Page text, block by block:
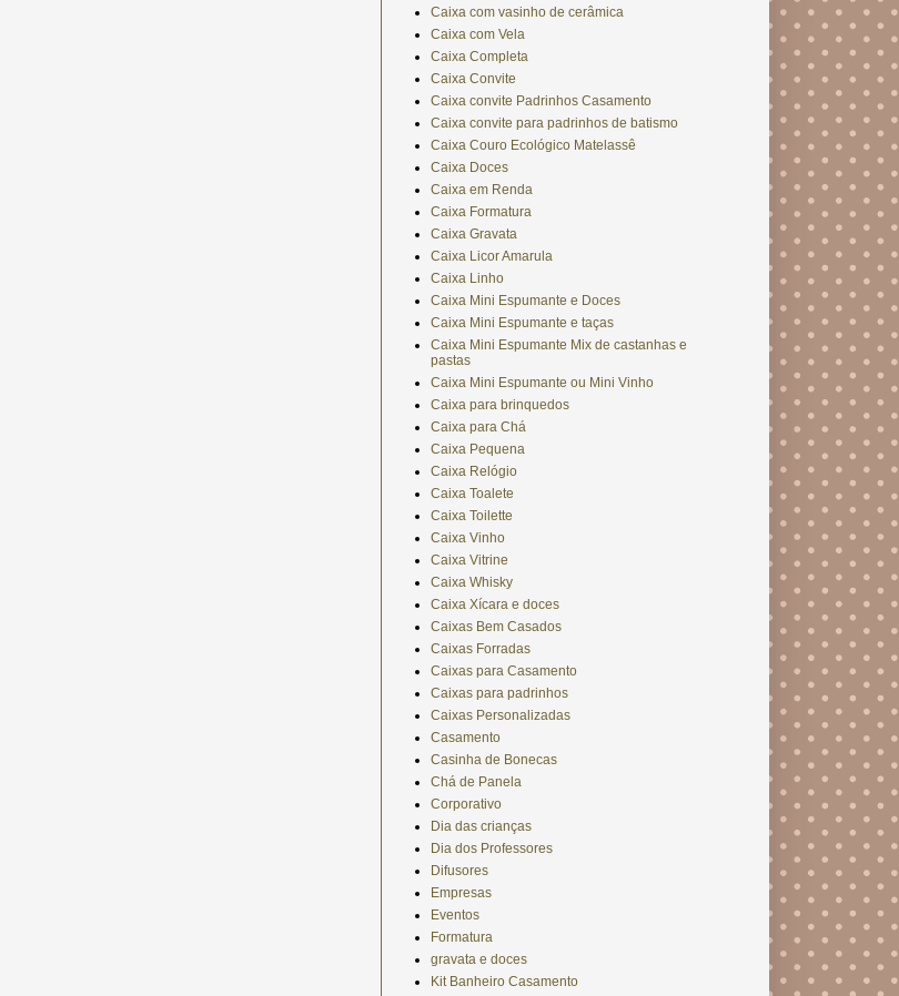
Caixa com vasinho de cerâmica
Caixa com Vela
Caixa Completa
Caixa Convite
Caixa convite Padrinhos Casamento
Caixa convite para padrinhos de batismo
Caixa Couro Ecológico Matelassê
Caixa Doces
Caixa em Renda
Caixa Formatura
Caixa Gravata
Caixa Licor Amarula
Caixa Linho
Caixa Mini Espumante e Doces
Caixa Mini Espumante e taças
Caixa Mini Espumante Mix de castanhas e
pastas
Caixa Mini Espumante ou Mini Vinho
Caixa para brinquedos
Caixa para Chá
Caixa Pequena
Caixa Relógio
Caixa Toalete
Caixa Toilette
Caixa Vinho
Caixa Vitrine
Caixa Whisky
Caixa Xícara e doces
Caixas Bem Casados
Caixas Forradas
Caixas para Casamento
Caixas para padrinhos
Caixas Personalizadas
Casamento
Casinha de Bonecas
Chá de Panela
Corporativo
Dia das crianças
Dia dos Professores
Difusores
Empresas
Eventos
Formatura
gravata e doces
Kit Banheiro Casamento